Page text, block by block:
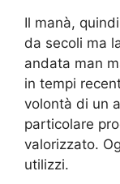
Il manà,
da secoli ma
andata man
in tempi
volontà di un
particolare
valorizzato.
utilizzi.